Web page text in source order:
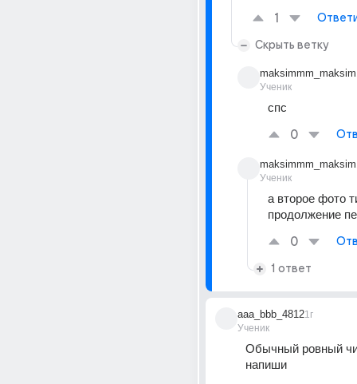
1
Скрыть ветку
maksimmm_maksim
Ученик
спс
0
maksimmm_maksim
Ученик
а второе фото
продолжение
0
1 ответ
aaa_bbb_4812
Ученик
1г
Обычный ровный
напиши